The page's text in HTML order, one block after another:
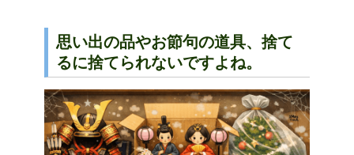
思い出の品やお節句の道具、捨て
るに捨てられないですよね。